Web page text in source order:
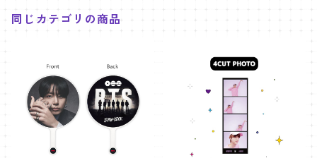
同じカテゴリの商品